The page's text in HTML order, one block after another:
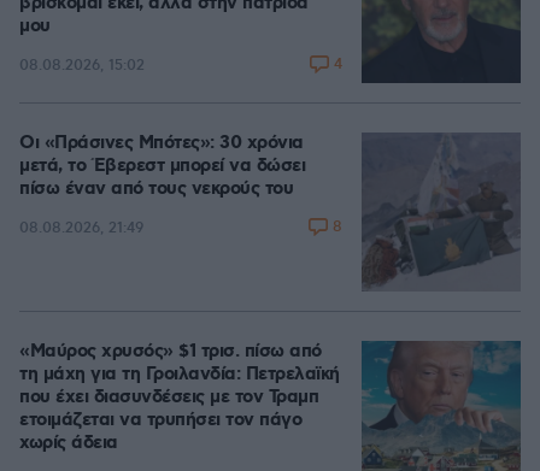
μου
08.08.2026, 15:02 4
Οι «Πράσινες Μπότες»: 30 χρόνια
μετά, το Έβερεστ μπορεί να δώσει
πίσω έναν από τους νεκρούς του
08.08.2026, 21:49 8
«Μαύρος χρυσός» $1 τρισ. πίσω από
τη μάχη για τη Γροιλανδία: Πετρελαϊκή
που έχει διασυνδέσεις με τον Τραμπ
ετοιμάζεται να τρυπήσει τον πάγο
χωρίς άδεια